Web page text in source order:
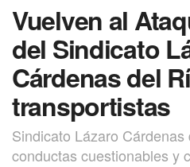
Vuelven al
del Sindicato
Cárdenas del
transportistas
Sindicato Lázaro
conductas cuestionables y